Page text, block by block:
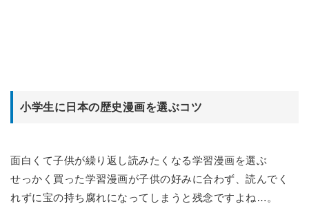
小学生に日本の歴史漫画を選ぶコツ
面白くて子供が繰り返し読みたくなる学習漫画を選ぶ
せっかく買った学習漫画が子供の好みに合わず、読んでく
れずに宝の持ち腐れになってしまうと残念ですよね…。